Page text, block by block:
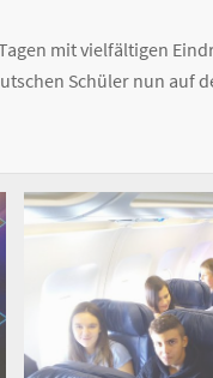
mit vielfältigen
Schüler nun auf